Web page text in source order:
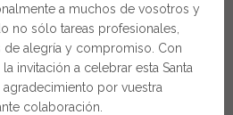
a muchos de vosotros y
no sólo tareas profesionales,
alegría y compromiso. Con
invitación a celebrar esta Santa
agradecimiento por vuestra
colaboración.